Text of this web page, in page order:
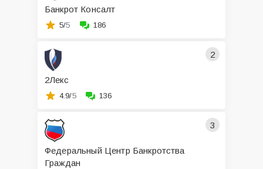
Банкрот Консалт
5/5 186
2
2Лекс
4.9/5 136
3
Федеральный Центр Банкротства
Граждан